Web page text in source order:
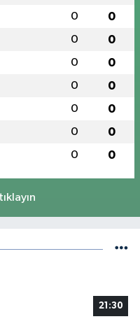
0 0
0 0
0 0
0 0
0 0
0 0
0 0
21:30